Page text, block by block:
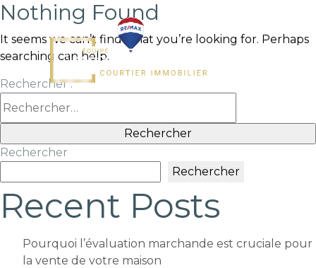
Nothing Found
It seems we can’t find what you’re looking for. Perhaps
searching can help.
Rechercher :
Rechercher
Rechercher
Recent Posts
Pourquoi l’évaluation marchande est cruciale pour
la vente de votre maison